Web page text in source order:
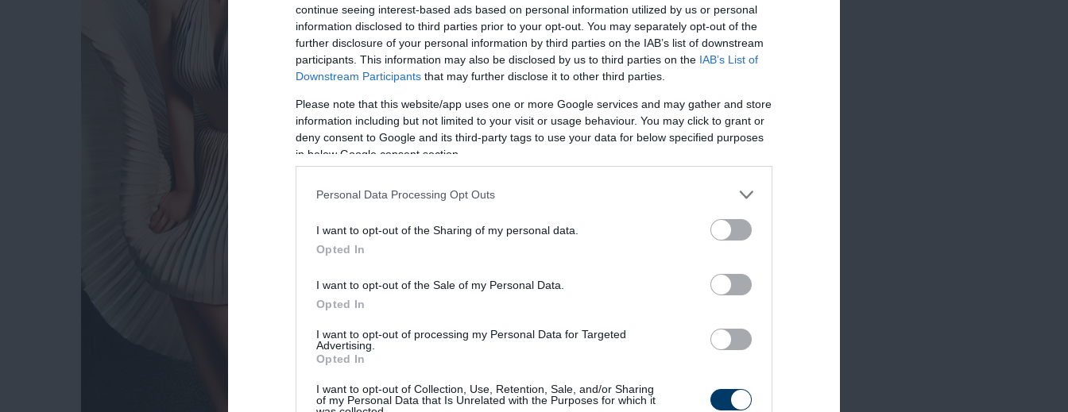
continue seeing interest-based ads based on personal information utilized by us or personal
information disclosed to third parties prior to your opt-out. You may separately opt-out of the
further disclosure of your personal information by third parties on the IAB’s list of downstream
participants. This information may also be disclosed by us to third parties on the IAB’s List of
Downstream Participants that may further disclose it to other third parties.
Please note that this website/app uses one or more Google services and may gather and store
information including but not limited to your visit or usage behaviour. You may click to grant or
deny consent to Google and its third-party tags to use your data for below specified purposes
in below Google consent section.
Personal Data Processing Opt Outs
I want to opt-out of the Sharing of my personal data.
Opted In
I want to opt-out of the Sale of my Personal Data.
Opted In
I want to opt-out of processing my Personal Data for Targeted
Advertising.
Opted In
I want to opt-out of Collection, Use, Retention, Sale, and/or Sharing
of my Personal Data that Is Unrelated with the Purposes for which it